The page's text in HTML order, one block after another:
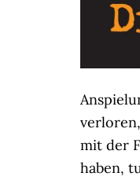
mit der
haben,